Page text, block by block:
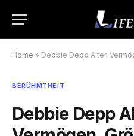
Home » Debbie Depp Alter, Vermögen,
BERÜHMTHEIT
Debbie Depp